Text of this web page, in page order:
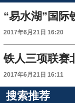
“易水湖”国际
2017年6月21日 16:20
铁人三项联赛
2017年6月21日 16:11
搜索推荐